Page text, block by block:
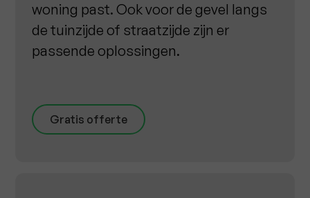
woning past. Ook voor de gevel langs
de tuinzijde of straatzijde zijn er
passende oplossingen.
Gratis offerte